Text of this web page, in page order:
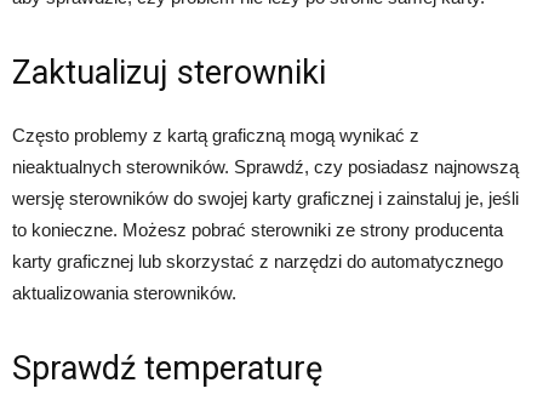
Zaktualizuj sterowniki
Często problemy z kartą graficzną mogą wynikać z
nieaktualnych sterowników. Sprawdź, czy posiadasz najnowszą
wersję sterowników do swojej karty graficznej i zainstaluj je, jeśli
to konieczne. Możesz pobrać sterowniki ze strony producenta
karty graficznej lub skorzystać z narzędzi do automatycznego
aktualizowania sterowników.
Sprawdź temperaturę